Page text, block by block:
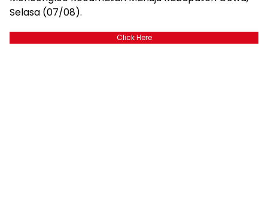
Selasa (07/08).
Click Here